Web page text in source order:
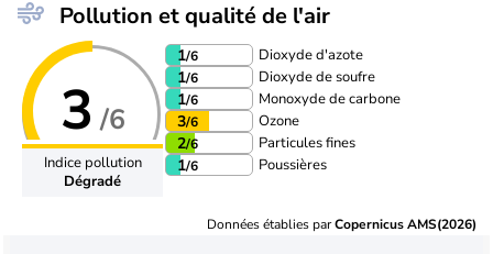
Pollution et qualité de l'air
3 /6
Indice pollution
Dégradé
1/6 Dioxyde d'azote
1/6 Dioxyde de soufre
1/6 Monoxyde de carbone
3/6 Ozone
2/6 Particules fines
1/6 Poussières
Données établies parCopernicus AMS(2026)